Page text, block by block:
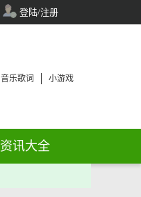
登陆/注册
音乐歌词 小游戏
资讯大全